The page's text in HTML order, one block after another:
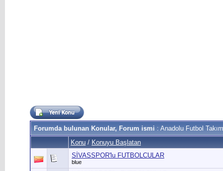
Forumda bulunan Konular, Forum ismi : Anadolu Futbol
Konu / Konuyu Başlatan
SİVASSPOR'lu FUTBOLCULAR
blue